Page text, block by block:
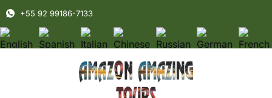
+55 92 99186-7133